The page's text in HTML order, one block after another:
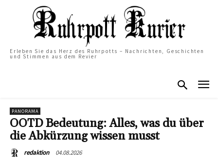
Erleben Sie das Herz des Ruhrpotts – Nachrichten, Geschichten
und Stimmen aus dem Revier
PANORAMA
OOTD Bedeutung: Alles, was du über
die Abkürzung wissen musst
redaktion 04.08.2026